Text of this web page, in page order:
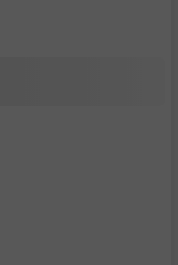
作电影，而是在打
功能，控制你电
到调整灯光和导演
为现实。准备好行